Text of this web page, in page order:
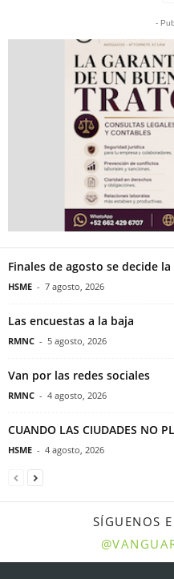
-
Finales de agosto se decide
HSME - 7 agosto, 2026
Las encuestas a la baja
RMNC - 5 agosto, 2026
Van por las redes sociales
RMNC - 4 agosto, 2026
CUANDO LAS CIUDADES NO
HSME - 4 agosto, 2026
SÍGUENOS